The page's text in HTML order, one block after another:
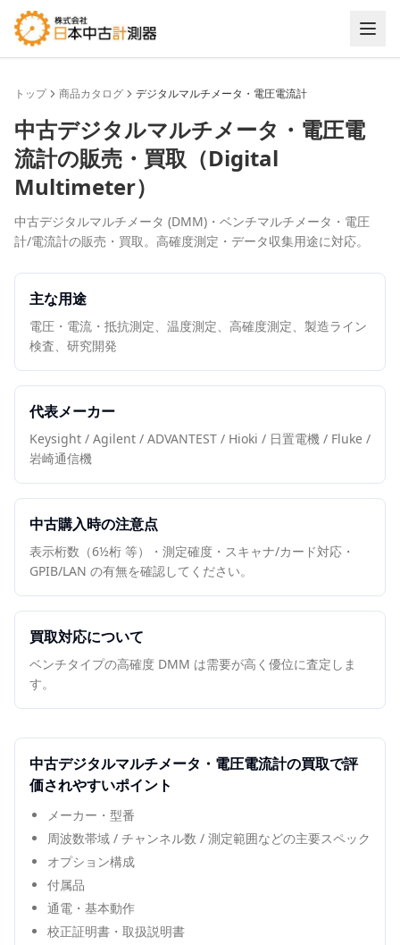
トップ 商品カタログ デジタルマルチメータ・電圧電流計
中古デジタルマルチメータ・電圧電
流計の販売・買取（Digital
Multimeter）
中古デジタルマルチメータ (DMM)・ベンチマルチメータ・電圧
計/電流計の販売・買取。高確度測定・データ収集用途に対応。
主な用途
電圧・電流・抵抗測定、温度測定、高確度測定、製造ライン
検査、研究開発
代表メーカー
Keysight / Agilent / ADVANTEST / Hioki / 日置電機 / Fluke /
岩崎通信機
中古購入時の注意点
表示桁数（6½桁 等）・測定確度・スキャナ/カード対応・
GPIB/LAN の有無を確認してください。
買取対応について
ベンチタイプの高確度 DMM は需要が高く優位に査定しま
す。
中古デジタルマルチメータ・電圧電流計の買取で評
価されやすいポイント
メーカー・型番
周波数帯域 / チャンネル数 / 測定範囲などの主要スペック
オプション構成
付属品
通電・基本動作
校正証明書・取扱説明書